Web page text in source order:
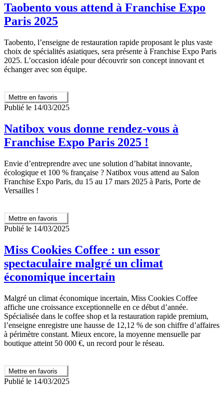
Taobento vous attend à Franchise Expo
Paris 2025
Taobento, l’enseigne de restauration rapide proposant le plus vaste
choix de spécialités asiatiques, sera présente à Franchise Expo Paris
2025. L’occasion idéale pour découvrir son concept innovant et
échanger avec son équipe.
Mettre en favoris
Publié le 14/03/2025
Natibox vous donne rendez-vous à
Franchise Expo Paris 2025 !
Envie d’entreprendre avec une solution d’habitat innovante,
écologique et 100 % française ? Natibox vous attend au Salon
Franchise Expo Paris, du 15 au 17 mars 2025 à Paris, Porte de
Versailles !
Mettre en favoris
Publié le 14/03/2025
Miss Cookies Coffee : un essor
spectaculaire malgré un climat
économique incertain
Malgré un climat économique incertain, Miss Cookies Coffee
affiche une croissance exceptionnelle en ce début d’année.
Spécialisée dans le coffee shop et la restauration rapide premium,
l’enseigne enregistre une hausse de 12,12 % de son chiffre d’affaires
à périmètre constant. Mieux encore, la moyenne mensuelle par
boutique atteint 50 000 €, un record pour le réseau.
Mettre en favoris
Publié le 14/03/2025